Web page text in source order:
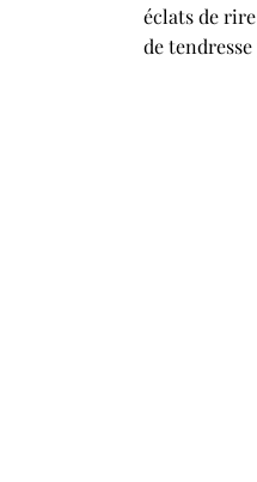
éclats de
de